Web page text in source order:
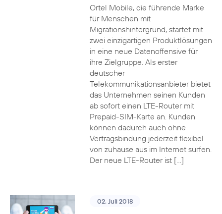
Ortel Mobile, die führende Marke
für Menschen mit
Migrationshintergrund, startet mit
zwei einzigartigen Produktlösungen
in eine neue Datenoffensive für
ihre Zielgruppe. Als erster
deutscher
Telekommunikationsanbieter bietet
das Unternehmen seinen Kunden
ab sofort einen LTE-Router mit
Prepaid-SIM-Karte an. Kunden
können dadurch auch ohne
Vertragsbindung jederzeit flexibel
von zuhause aus im Internet surfen.
Der neue LTE-Router ist […]
02. Juli 2018